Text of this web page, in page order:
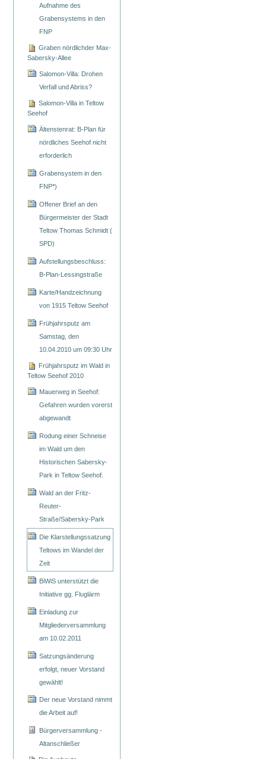
Aufnahme des
Grabensystems in den
FNP
Graben nördlichder Max-
Sabersky-Allee
Salomon-Villa: Drohen
Verfall und Abriss?
Salomon-Villa in Teltow
Seehof
Ältenstenrat: B-Plan für
nördliches Seehof nicht
erforderlich
Grabensystem in den
FNP*)
Offener Brief an den
Bürgermeister der Stadt
Teltow Thomas Schmidt (
SPD)
Aufstellungsbeschluss:
B-Plan-Lessingstraße
Karte/Handzeichnung
von 1915 Teltow Seehof
Frühjahrsputz am
Samstag, den
10.04.2010 um 09:30 Uhr
Frühjahrsputz im Wald in
Teltow Seehof 2010
Mauerweg in Seehof:
Gefahren wurden vorerst
abgewandt
Rodung einer Schneise
im Wald um den
Historischen Sabersky-
Park in Teltow Seehof.
Wald an der Fritz-
Reuter-
Straße/Sabersky-Park
Die Klarstellungssatzung
Teltows im Wandel der
Zeit
BiWiS unterstützt die
Initiative gg. Fluglärm
Einladung zur
Mitgliederversammlung
am 10.02.2011
Satzungsänderung
erfolgt, neuer Vorstand
gewählt!
Der neue Vorstand nimmt
die Arbeit auf!
Bürgerversammlung -
Altanschließer